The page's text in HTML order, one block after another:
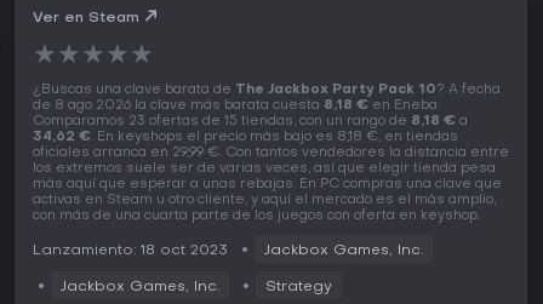
Ver en Steam
★★★★★
¿Buscas una clave barata de The Jackbox Party Pack 10? A fecha
de 8 ago 2026 la clave más barata cuesta 8,18 € en Eneba.
Comparamos 23 ofertas de 15 tiendas, con un rango de 8,18 € a
34,62 €. En keyshops el precio más bajo es 8,18 €, en tiendas
oficiales arranca en 29,99 €. Con tantos vendedores la distancia entre
los extremos suele ser de varias veces, así que elegir tienda pesa
más aquí que esperar a unas rebajas. En PC compras una clave que
activas en Steam u otro cliente, y aquí el mercado es el más amplio,
con más de una cuarta parte de los juegos con oferta en keyshop.
Lanzamiento: 18 oct 2023 Jackbox Games, Inc.
Jackbox Games, Inc. Strategy